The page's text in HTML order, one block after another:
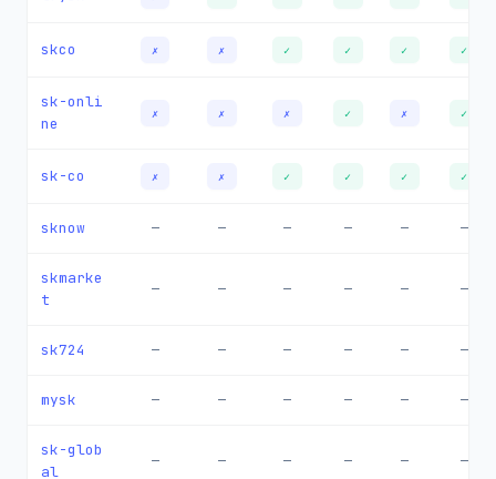
skco ✗ ✗ ✓ ✓ ✓ ✓
sk-onli
ne
✗ ✗ ✗ ✓ ✗ ✓
sk-co ✗ ✗ ✓ ✓ ✓ ✓
sknow — — — — — —
skmarke
t
— — — — — —
sk724 — — — — — —
mysk — — — — — —
sk-glob
al
— — — — — —